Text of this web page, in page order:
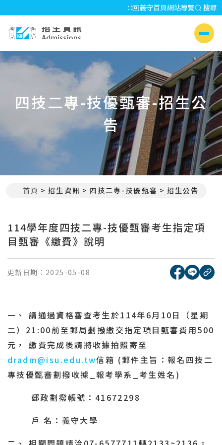
:::回義守首頁網站導覽 搜尋
側選單
四技二專-技優甄審-招生公
告
首頁 招生資訊 四技二專-技優甄審 招生公告
114學年度四技二專-技優甄審考生指定項
目甄審《繳費》說明
更新日期： 2025-05-08 [另開新
[另開
複
一、 請通過資格審查考生於114年6月 10日（星期
二） 21:00前至郵局劃撥繳交指定項目甄審費用500
元，
繳費完成後請將收據拍照寄至
dradm@isu.edu.tw信箱 (郵件主旨：報名四技二
專技優甄審劃撥收據
_報考學系 考生姓名 )
郵政劃撥帳號： 41672298
戶 名：義守大學